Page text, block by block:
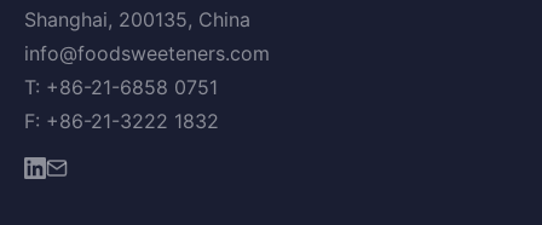
Shanghai, 200135, China
info@foodsweeteners.com
T: +86-21-6858 0751
F: +86-21-3222 1832